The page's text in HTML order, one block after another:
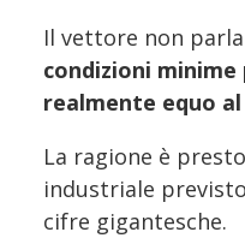
Il vettore non
condizioni minime
realmente equo
La ragione è
industriale
cifre gigantesche.